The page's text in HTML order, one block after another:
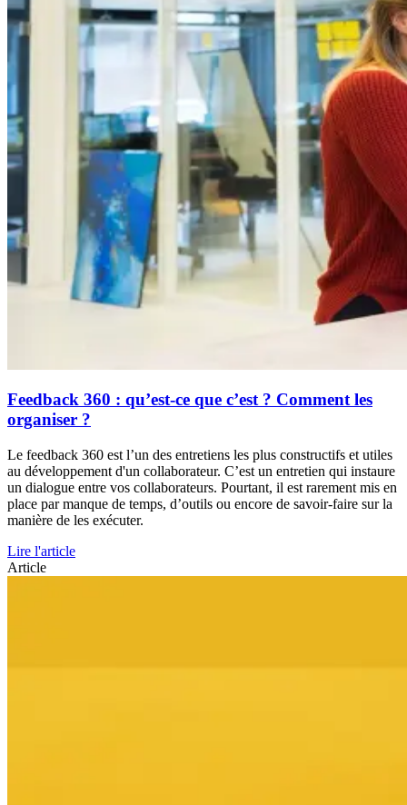
Feedback 360 : qu’est-ce que c’est ? Comment les
organiser ?
Le feedback 360 est l’un des entretiens les plus constructifs et utiles
au développement d'un collaborateur. C’est un entretien qui instaure
un dialogue entre vos collaborateurs. Pourtant, il est rarement mis en
place par manque de temps, d’outils ou encore de savoir-faire sur la
manière de les exécuter.
Lire l'article
Article